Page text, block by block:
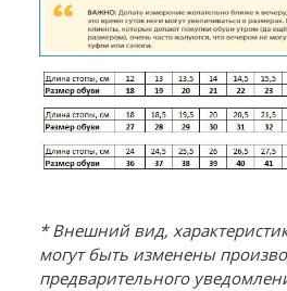
* Внешний вид,
могут быть изменены
предварительного